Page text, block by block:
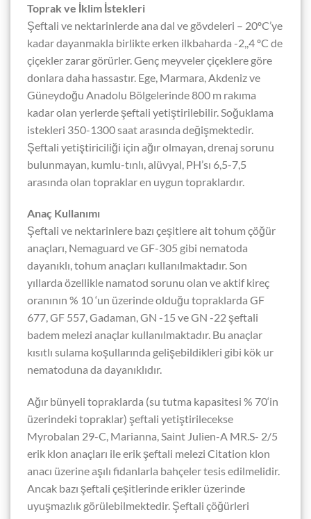
Toprak ve İklim İstekleri
Şeftali ve nektarinlerde ana dal ve gövdeleri – 20ºC’ye
kadar dayanmakla birlikte erken ilkbaharda -2,,4 ºC de
çiçekler zarar görürler. Genç meyveler çiçeklere göre
donlara daha hassastır. Ege, Marmara, Akdeniz ve
Güneydoğu Anadolu Bölgelerinde 800 m rakıma
kadar olan yerlerde şeftali yetiştirilebilir. Soğuklama
istekleri 350-1300 saat arasında değişmektedir.
Şeftali yetiştiriciliği için ağır olmayan, drenaj sorunu
bulunmayan, kumlu-tınlı, alüvyal, PH’sı 6,5-7,5
arasında olan topraklar en uygun topraklardır.
Anaç Kullanımı
Şeftali ve nektarinlere bazı çeşitlere ait tohum çöğür
anaçları, Nemaguard ve GF-305 gibi nematoda
dayanıklı, tohum anaçları kullanılmaktadır. Son
yıllarda özellikle namatod sorunu olan ve aktif kireç
oranının % 10 ‘un üzerinde olduğu topraklarda GF
677, GF 557, Gadaman, GN -15 ve GN -22 şeftali
badem melezi anaçlar kullanılmaktadır. Bu anaçlar
kısıtlı sulama koşullarında gelişebildikleri gibi kök ur
nematoduna da dayanıklıdır.
Ağır bünyeli topraklarda (su tutma kapasitesi % 70‘in
üzerindeki topraklar) şeftali yetiştirilecekse
Myrobalan 29-C, Marianna, Saint Julien-A MR.S- 2/5
erik klon anaçları ile erik şeftali melezi Citation klon
anacı üzerine aşılı fidanlarla bahçeler tesis edilmelidir.
Ancak bazı şeftali çeşitlerinde erikler üzerinde
uyuşmazlık görülebilmektedir. Şeftali çöğürleri